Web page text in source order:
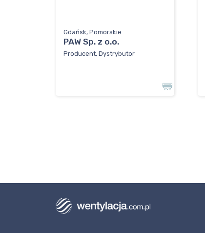
Gdańsk, Pomorskie
PAW Sp. z o.o.
Producent, Dystrybutor